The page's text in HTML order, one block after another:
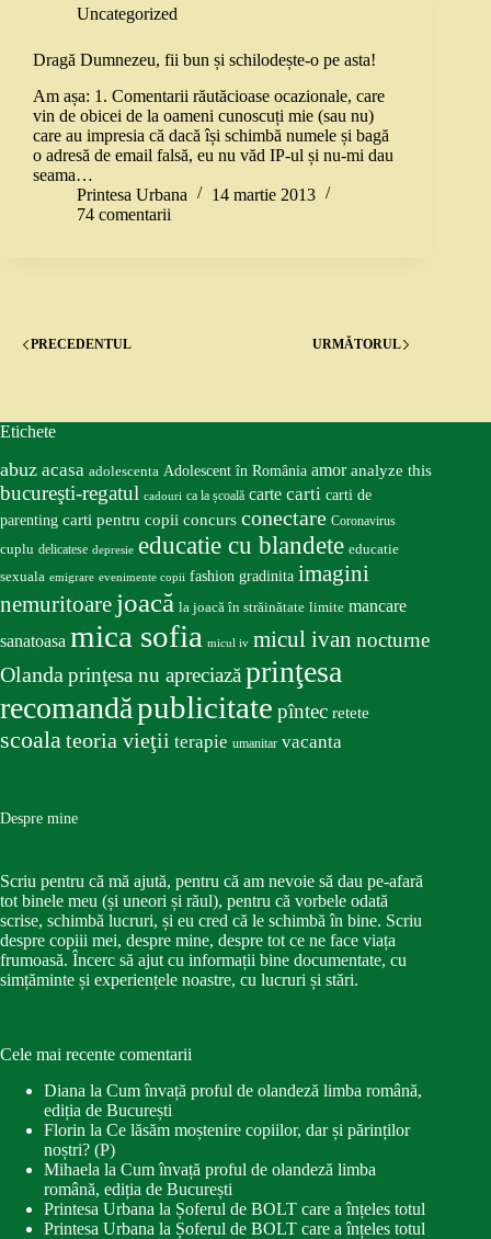
Uncategorized
Dragă Dumnezeu, fii bun și schilodește-o pe asta!
Am așa: 1. Comentarii răutăcioase ocazionale, care
vin de obicei de la oameni cunoscuți mie (sau nu)
care au impresia că dacă își schimbă numele și bagă
o adresă de email falsă, eu nu văd IP-ul și nu-mi dau
seama…
Printesa Urbana
14 martie 2013
74 comentarii
PRECEDENTUL URMĂTORUL
Etichete
abuz acasa adolescenta Adolescent în România amor analyze this
bucureşti-regatul cadouri ca la școală carte carti carti de
parenting carti pentru copii concurs conectare Coronavirus
cuplu delicatese depresie educatie cu blandete educatie
sexuala emigrare evenimente copii fashion gradinita imagini
nemuritoare joacă la joacă în străinătate limite mancare
sanatoasa mica sofia micul iv micul ivan nocturne
Olandaprinţesa nu apreciazăprinţesa
recomandăpublicitate pîntec retete
scoalateoria vieţii terapie umanitar vacanta
Despre mine
Scriu pentru că mă ajută, pentru că am nevoie să dau pe-afară
tot binele meu (și uneori și răul), pentru că vorbele odată
scrise, schimbă lucruri, și eu cred că le schimbă în bine. Scriu
despre copiii mei, despre mine, despre tot ce ne face viața
frumoasă. Încerc să ajut cu informații bine documentate, cu
simțăminte și experiențele noastre, cu lucruri și stări.
Cele mai recente comentarii
Diana la Cum învață proful de olandeză limba română,
ediția de București
Florin la Ce lăsăm moștenire copiilor, dar și părinților
noștri? (P)
Mihaela la Cum învață proful de olandeză limba
română, ediția de București
Printesa Urbana la Șoferul de BOLT care a înțeles totul
Printesa Urbana la Șoferul de BOLT care a înțeles totul